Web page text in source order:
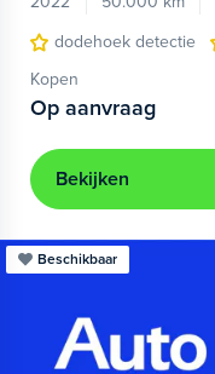
dodehoek detectie
Kopen
Op aanvraag
Bekijken
Beschikbaar